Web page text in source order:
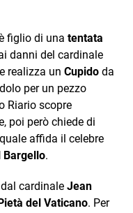
figlio di una tentata
danni del cardinale
realizza un Cupido da
per un pezzo
Riario scopre
poi però chiede di
affida il celebre
Bargello.
cardinale Jean
del Vaticano. Per